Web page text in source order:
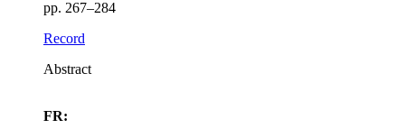
pp. 267–284
Record
Abstract
FR: